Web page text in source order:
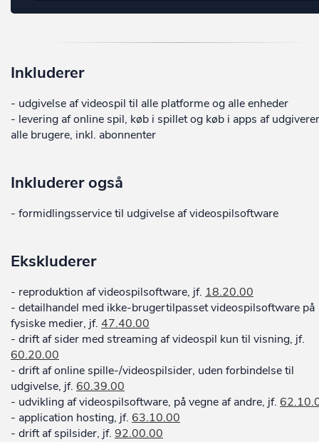
Inkluderer
- udgivelse af videospil til alle platforme og alle enheder
- levering af online spil, køb i spillet og køb i apps af
alle brugere, inkl. abonnenter
Inkluderer også
- formidlingsservice til udgivelse af videospilsoftware
Ekskluderer
- reproduktion af videospilsoftware, jf. 18.20.00
- detailhandel med ikke-brugertilpasset videospilsoftware på
fysiske medier, jf. 47.40.00
- drift af sider med streaming af videospil kun til visning, jf.
60.20.00
- drift af online spille-/videospilsider, uden forbindelse til
udgivelse, jf. 60.39.00
- udvikling af videospilsoftware, på vegne af andre, jf.
- application hosting, jf. 63.10.00
- drift af spilsider, jf. 92.00.00